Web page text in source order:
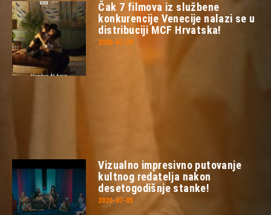
Čak 7 filmova iz službene
konkurencije Venecije nalazi se u
distribuciji MCF Hrvatska!
2026-07-23
Vizualno impresivno putovanje
kultnog redatelja nakon
desetogodišnje stanke!
2026-07-05